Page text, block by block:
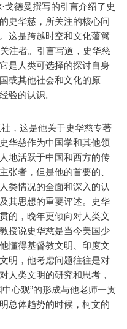
戈德曼撰写的引言介绍了史
史华慈，所关注的核心问
这是跨越时空和文化藩篱
注者。引言写道，史华慈
是人类可选择的探讨自身
或其他社会和文化的原
验的认识。
，这是他关于史华慈专著
华慈作为中国学和其他领
地活跃于中国和西方的传
张者，但是他的首要的、
类情况的全面和深入的认
其思想的重要评述。史华
的，晚年更倾向对人类文
授说史华慈是当今美国少
懂得基督教文明、印度文
明，他考虑问题往往是对
人类文明的研究和思考，
心观”的形成与他老师一贯
总体趋势的时候，柯文的